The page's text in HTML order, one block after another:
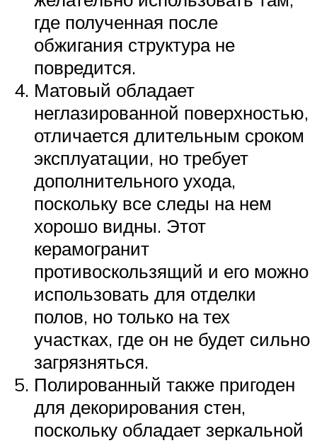
где полученная после
обжигания структура не
повредится.
Матовый обладает
неглазированной поверхностью,
отличается длительным сроком
эксплуатации, но требует
дополнительного ухода,
поскольку все следы на нем
хорошо видны. Этот
керамогранит
противоскользящий и его можно
использовать для отделки
полов, но только на тех
участках, где он не будет сильно
загрязняться.
Полированный также пригоден
для декорирования стен,
поскольку обладает зеркальной